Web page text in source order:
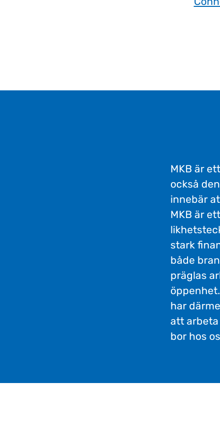
MKB är
också
innebär
MKB är
stark
både
präglas
har
att arbeta
bor hos